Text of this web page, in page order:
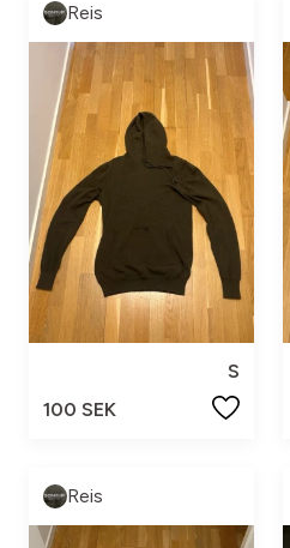
Reis
S
100 SEK
Reis